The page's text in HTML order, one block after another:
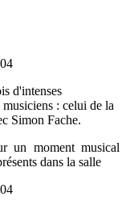
d'intenses
: celui de la
Simon Fache.
un moment musical
dans la salle